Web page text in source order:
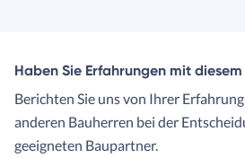
Haben Sie Erfahrungen mit
Berichten Sie uns von Ihrer
anderen Bauherren bei der
geeigneten Baupartner.